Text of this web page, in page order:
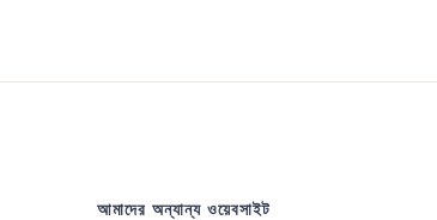
আমাদের অন্যান্য ওয়েবসাইট